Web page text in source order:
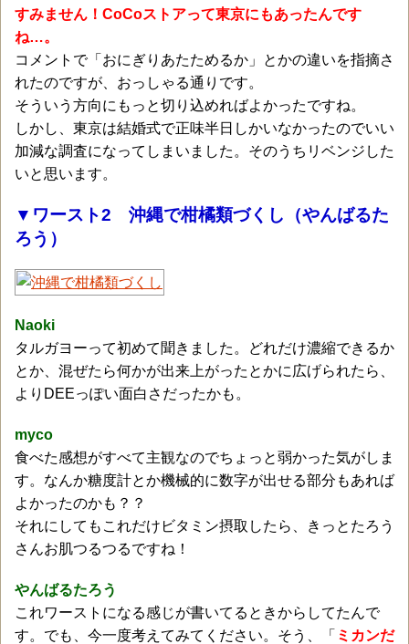
すみません！CoCoストアって東京にもあったんです
ね…。
コメントで「おにぎりあたためるか」とかの違いを指摘さ
れたのですが、おっしゃる通りです。
そういう方向にもっと切り込めればよかったですね。
しかし、東京は結婚式で正味半日しかいなかったのでいい
加減な調査になってしまいました。そのうちリベンジした
いと思います。
▼ワースト2 沖縄で柑橘類づくし（やんばるた
ろう）
Naoki
タルガヨーって初めて聞きました。どれだけ濃縮できるか
とか、混ぜたら何かが出来上がったとかに広げられたら、
よりDEEっぽい面白さだったかも。
myco
食べた感想がすべて主観なのでちょっと弱かった気がしま
す。なんか糖度計とか機械的に数字が出せる部分もあれば
よかったのかも？？
それにしてもこれだけビタミン摂取したら、きっとたろう
さんお肌つるつるですね！
やんばるたろう
これワーストになる感じが書いてるときからしてたんで
す。でも、今一度考えてみてください。そう、「 ミカンだ